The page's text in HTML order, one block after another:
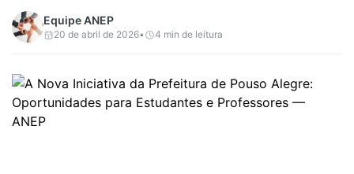
EquipeANEP
20 de abril de 2026• 4 min de leitura